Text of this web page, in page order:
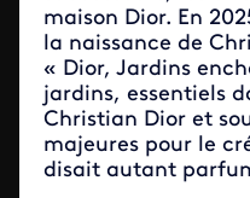
maison Dior. En
la naissance de
« Dior, Jardins
jardins, essentiels
Christian Dior et
majeures pour le
disait autant